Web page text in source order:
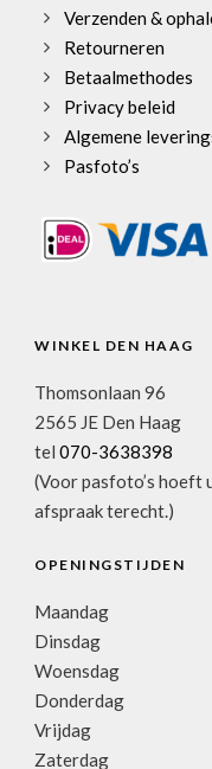
Verzenden &
Retourneren
Betaalmethodes
Privacy beleid
Algemene
Pasfoto’s
WINKEL DEN HAAG
Thomsonlaan 96
2565 JE Den Haag
tel 070-3638398
(Voor pasfoto’s hoeft
afspraak terecht.)
OPENINGSTIJDEN
Maandag
Dinsdag
Woensdag
Donderdag
Vrijdag
Zaterdag